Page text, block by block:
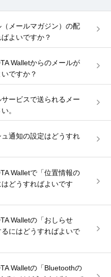
（メールマガジン）の配
よいですか？
Walletからのメールが
ですか？
サービスで送られるメー
。
ュ通知の設定はどうすれ
Walletで「位置情報の
どうすればよいです
Walletの「おしらせ
るにはどうすればよいで
Walletの「Bluetoothの